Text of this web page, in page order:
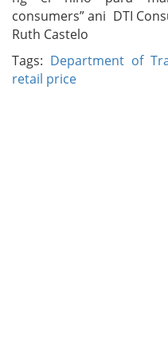
consumers” ani DTI
Ruth Castelo
Tags: Department of
retail price